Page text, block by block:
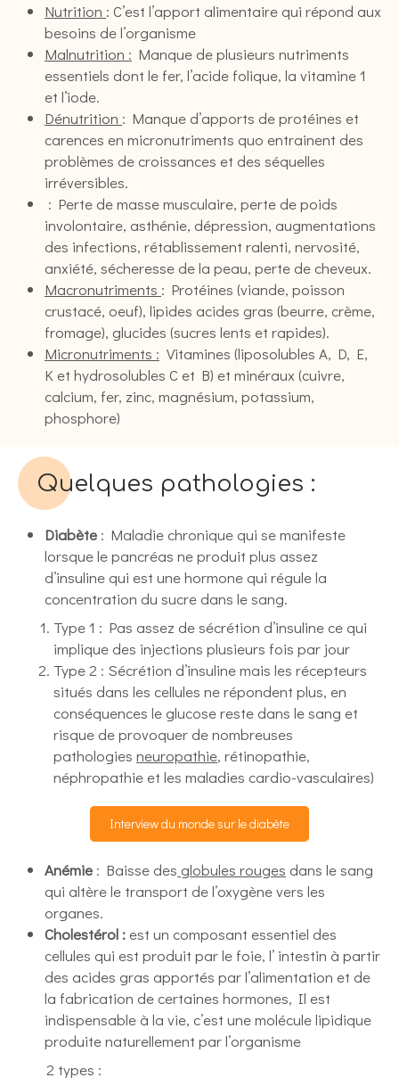
Nutrition : C’est l’apport alimentaire qui répond aux
besoins de l’organisme
Malnutrition : Manque de plusieurs nutriments
essentiels dont le fer, l’acide folique, la vitamine 1
et l’iode.
Dénutrition : Manque d’apports de protéines et
carences en micronutriments quo entrainent des
problèmes de croissances et des séquelles
irréversibles.
: Perte de masse musculaire, perte de poids
involontaire, asthénie, dépression, augmentations
des infections, rétablissement ralenti, nervosité,
anxiété, sécheresse de la peau, perte de cheveux.
Macronutriments : Protéines (viande, poisson
crustacé, oeuf), lipides acides gras (beurre, crème,
fromage), glucides (sucres lents et rapides).
Micronutriments : Vitamines (liposolubles A, D, E,
K et hydrosolubles C et B) et minéraux (cuivre,
calcium, fer, zinc, magnésium, potassium,
phosphore)
Quelques pathologies :
Diabète : Maladie chronique qui se manifeste
lorsque le pancréas ne produit plus assez
d’insuline qui est une hormone qui régule la
concentration du sucre dans le sang.
Type 1 : Pas assez de sécrétion d’insuline ce qui
implique des injections plusieurs fois par jour
Type 2 : Sécrétion d’insuline mais les récepteurs
situés dans les cellules ne répondent plus, en
conséquences le glucose reste dans le sang et
risque de provoquer de nombreuses
pathologies neuropathie, rétinopathie,
néphropathie et les maladies cardio-vasculaires)
Interview du monde sur le diabète
Anémie : Baisse des globules rouges dans le sang
qui altère le transport de l’oxygène vers les
organes.
Cholestérol : est un composant essentiel des
cellules qui est produit par le foie, l’ intestin à partir
des acides gras apportés par l’alimentation et de
la fabrication de certaines hormones, Il est
indispensable à la vie, c’est une molécule lipidique
produite naturellement par l’organisme
​ 2 types :